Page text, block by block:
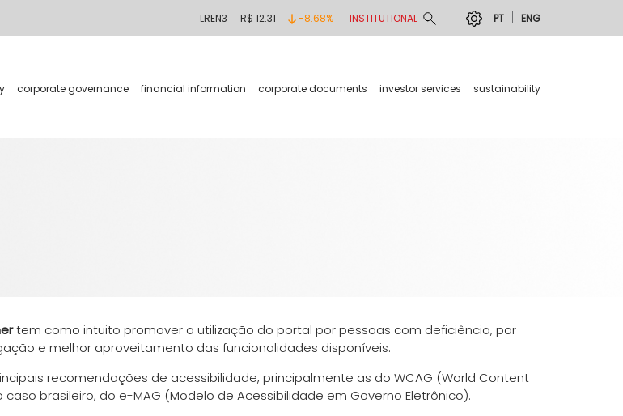
LREN3 R$ 12.31 -8.68% INSTITUTIONAL PT ENG
corporate governance financial information corporate documents investor services sustainability
tem como intuito promover a utilização do portal por pessoas com deficiência, por
e melhor aproveitamento das funcionalidades disponíveis.
recomendações de acessibilidade, principalmente as do WCAG (World Content
brasileiro, do e-MAG (Modelo de Acessibilidade em Governo Eletrônico).